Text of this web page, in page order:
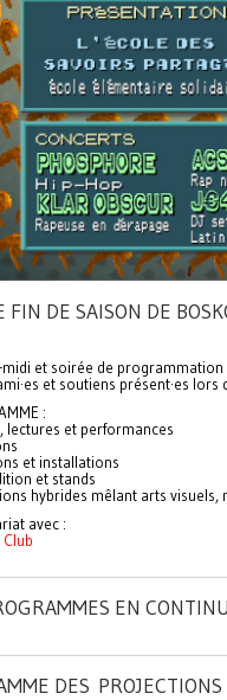
FIN DE SAISON DE
midi et soirée de
et soutiens présent·es
:
lectures et performances
et installations
et stands
hybrides mêlant arts visuels,
avec :
EN CONTINU
DES PROJECTIONS